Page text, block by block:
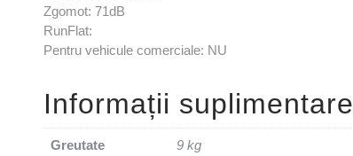
Zgomot: 71dB
RunFlat:
Pentru vehicule comerciale: NU
Informații suplimentare
Greutate 9 kg